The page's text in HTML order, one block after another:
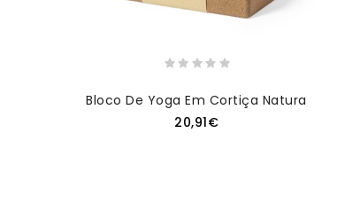
Bloco De Yoga Em Cortiça Natural
20,91€